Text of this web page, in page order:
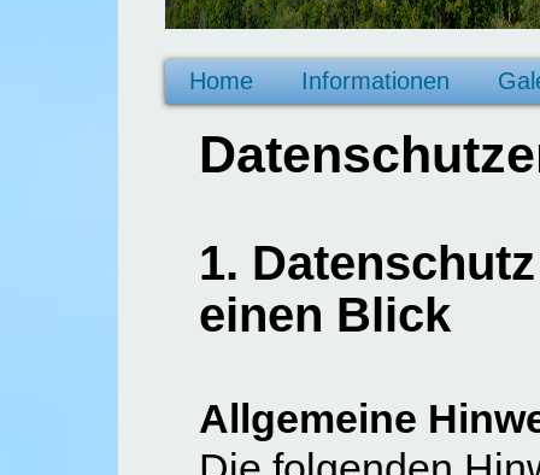
Home Informationen
1.
einen Blick
Allgemeine